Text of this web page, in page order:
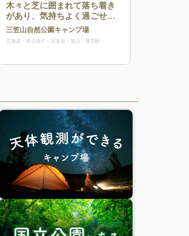
木々と芝に囲まれて落ち着き
があり、気持ちよく過ごせる
キャンプ場
三笠山自然公園キャンプ場
北海道・東北地方 北海道 旭川・層雲峡